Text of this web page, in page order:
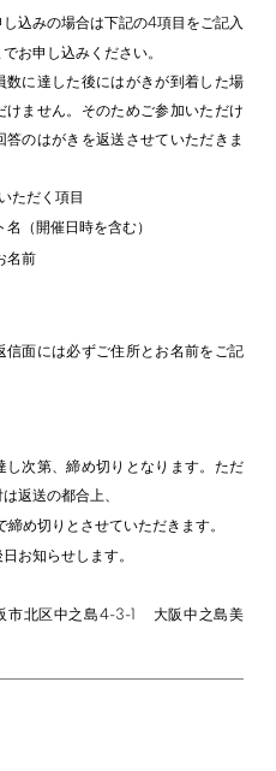
込みの場合は下記の4項目をご記入
お申し込みください。
数に達した後にはがきが到着した場
けません。そのためご参加いただけ
答のはがきを返送させていただきま
ただく項目
（開催日時を含む）
名前
信面には必ずご住所とお名前をご記
し次第、締め切りとなります。ただ
返送の都合上、
締め切りとさせていただきます。
お知らせします。
北区中之島4-3-1
大阪中之島美